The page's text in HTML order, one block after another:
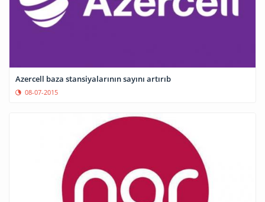
Azercell baza stansiyalarının sayını artırıb
08-07-2015